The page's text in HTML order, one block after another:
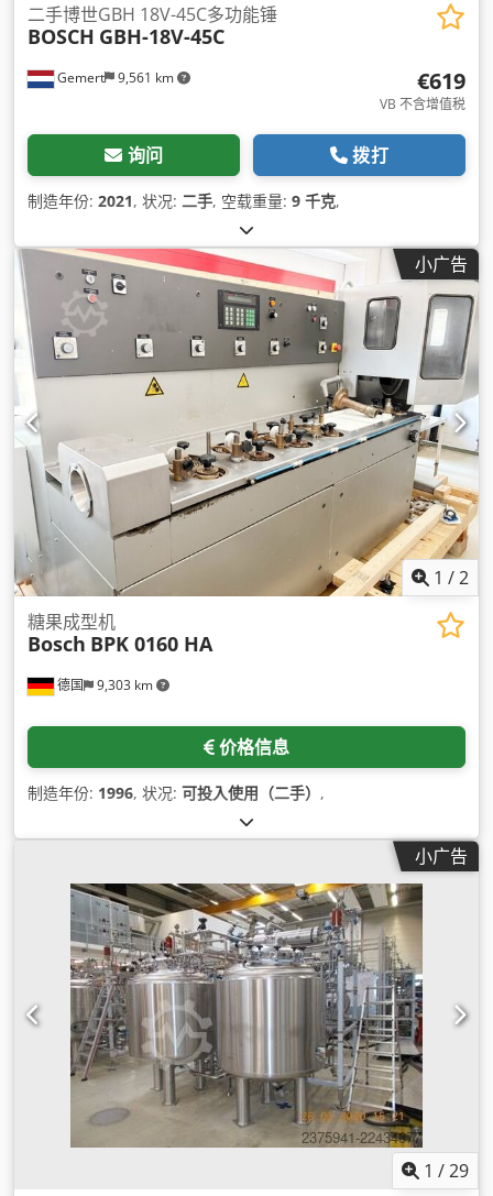
Gemert 9,561 km
二手博世GBH 18V-45C多功能锤
BOSCH GBH-18V-45C
€619
VB 不含增值税
询问 拨打
制造年份: 2021, 状况: 二手, 空载重量: 9 千克,
小广告
1 /2
德国 9,303 km
糖果成型机
Bosch BPK 0160 HA
价格信息
制造年份: 1996, 状况: 可投入使用（二手） ,
小广告
1 /29